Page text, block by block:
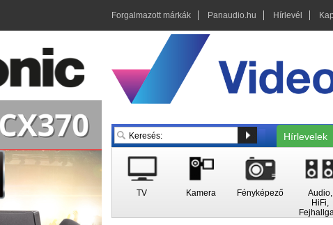
Forgalmazott márkák Panaudio.hu Hírlevél
Hírlevelek
TV Kamera Fényképező
Audio,
HiFi,